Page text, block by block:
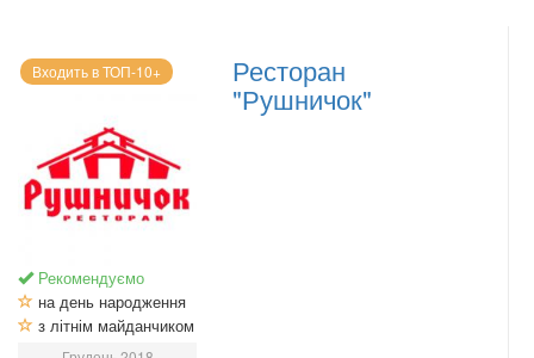
Входить в ТОП-10+
Рекомендуємо
на день народження
з літнім майданчиком
Ресторан
"Рушничок"